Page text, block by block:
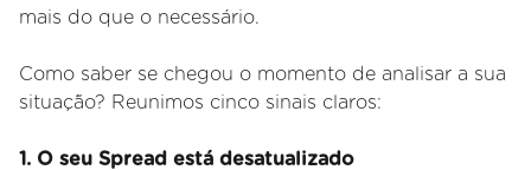
mais do que o necessário.
Como saber se chegou o momento de analisar a sua
situação? Reunimos cinco sinais claros:
1. O seu Spread está desatualizado